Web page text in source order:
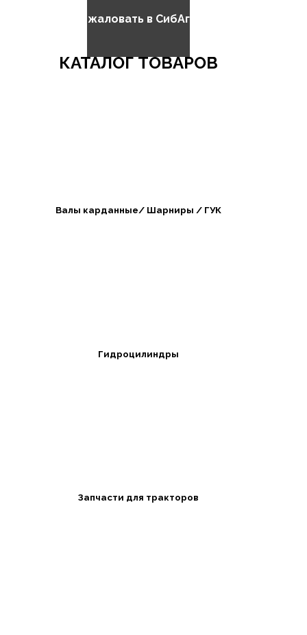
Добро пожаловать в СибАгроБизнес
КАТАЛОГ ТОВАРОВ
Валы карданные/ Шарниры / ГУК
Гидроцилиндры
Запчасти для тракторов